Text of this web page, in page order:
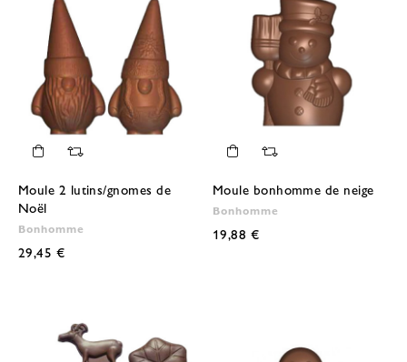
Moule 2 lutins/gnomes de
Noël
Bonhomme
29,45 €
Moule bonhomme de neige
Bonhomme
19,88 €